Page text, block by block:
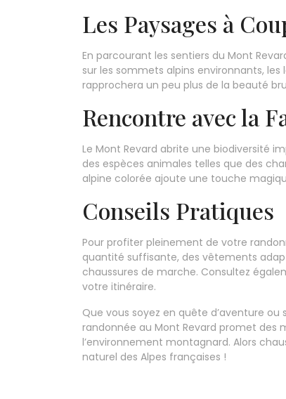
Les Paysages à
En parcourant les sentiers du Mont
sur les sommets alpins environnants,
rapprochera un peu plus de la beauté
Rencontre avec la
Le Mont Revard abrite une biodiversité
des espèces animales telles que des
alpine colorée ajoute une touche
Conseils Pratiques
Pour profiter pleinement de votre
quantité suffisante, des vêtements
chaussures de marche. Consultez
votre itinéraire.
Que vous soyez en quête d’aventure
randonnée au Mont Revard promet des
l’environnement montagnard. Alors
naturel des Alpes françaises !